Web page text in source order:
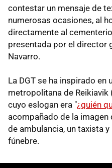
contestar un mensaje de
numerosas ocasiones, al
directamente al
presentada por el director
Navarro.
La DGT se ha inspirado en
metropolitana de Reikiavik
cuyo eslogan era "¿quién
acompañado de la
de ambulancia, un taxista
fúnebre.